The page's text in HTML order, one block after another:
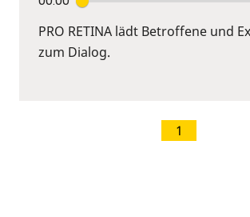
PRO RETINA lädt Betroffene und
zum Dialog.
1